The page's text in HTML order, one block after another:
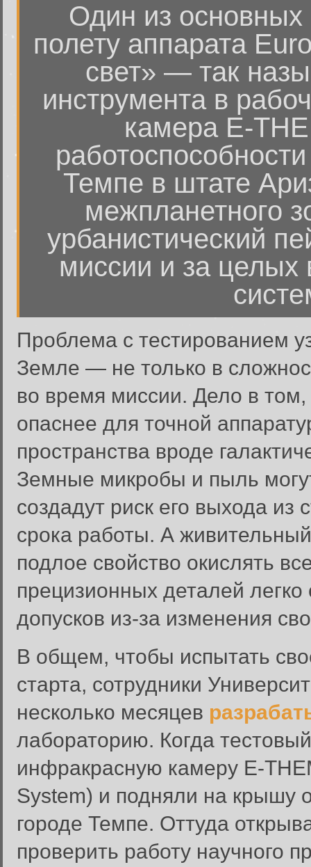
Один из основных
полету аппарата
свет» — так
инструмента в
камера E-
Темпе в штате
межпланетного
урбанистический
миссии и за целых
Проблема с тестированием
Земле — не только в
во время миссии. Дело в
опаснее для точной
пространства вроде
Земные микробы и пыль
создадут риск его выхода из
срока работы. А
подлое свойство окислять
прецизионных деталей
допусков из-за изменения
В общем, чтобы испытать
старта, сотрудники
несколько месяцев
лабораторию. Когда
инфракрасную камеру E-
System) и подняли на крышу
городе Темпе. Оттуда
проверить работу научного